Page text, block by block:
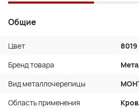
Общие
Цвет
Бренд товара
Вид металлочерепицы
Область применения